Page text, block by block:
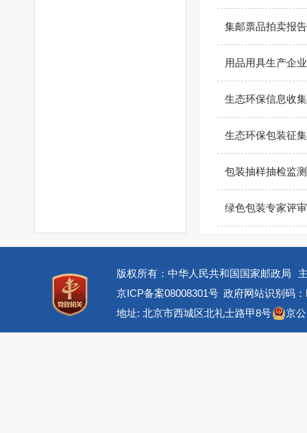
集邮票品拍卖报告
用品用具生产企
生态环保信息收集
生态环保包装征集
包装抽样抽检监测
绿色包装专家评审
版权所有：中华人民共和国国家邮政局
京ICP备案08008301号 政府网站识别码
地址: 北京市西城区北礼士路甲8号
京